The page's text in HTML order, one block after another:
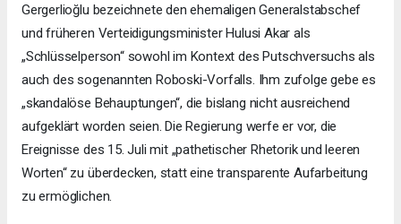
Gergerlioğlu bezeichnete den ehemaligen Generalstabschef
und früheren Verteidigungsminister Hulusi Akar als
„Schlüsselperson“ sowohl im Kontext des Putschversuchs als
auch des sogenannten Roboski-Vorfalls. Ihm zufolge gebe es
„skandalöse Behauptungen“, die bislang nicht ausreichend
aufgeklärt worden seien. Die Regierung werfe er vor, die
Ereignisse des 15. Juli mit „pathetischer Rhetorik und leeren
Worten“ zu überdecken, statt eine transparente Aufarbeitung
zu ermöglichen.